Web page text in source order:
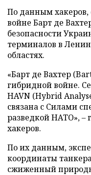
По данным хакеров,
войне Барт де
безопасности
терминалов в
областях.
«Барт де Вахтер
гибридной войне.
HAVN (Hybrid
связана с Силами
разведкой НАТО», –
хакеров.
По их данным,
координаты
сжиженный